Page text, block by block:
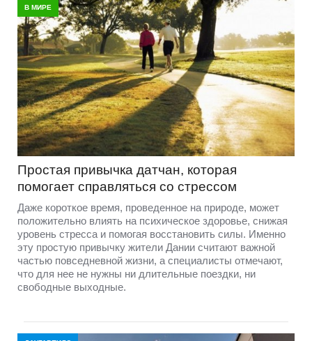
В МИРЕ
Простая привычка датчан, которая
помогает справляться со стрессом
Даже короткое время, проведенное на природе, может
положительно влиять на психическое здоровье, снижая
уровень стресса и помогая восстановить силы. Именно
эту простую привычку жители Дании считают важной
частью повседневной жизни, а специалисты отмечают,
что для нее не нужны ни длительные поездки, ни
свободные выходные.